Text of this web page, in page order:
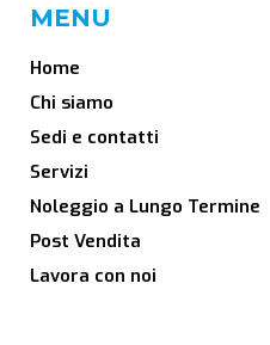
MENU
Home
Chi siamo
Sedi e contatti
Servizi
Noleggio a Lungo Termine
Post Vendita
Lavora con noi